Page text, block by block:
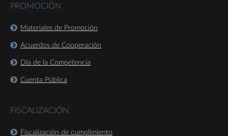
PROMOCIÓN
Materiales de Promoción
Acuerdos de Cooperación
Día de la Competencia
Cuenta Pública
FISCALIZACIÓN
Fiscalización de cumplimiento